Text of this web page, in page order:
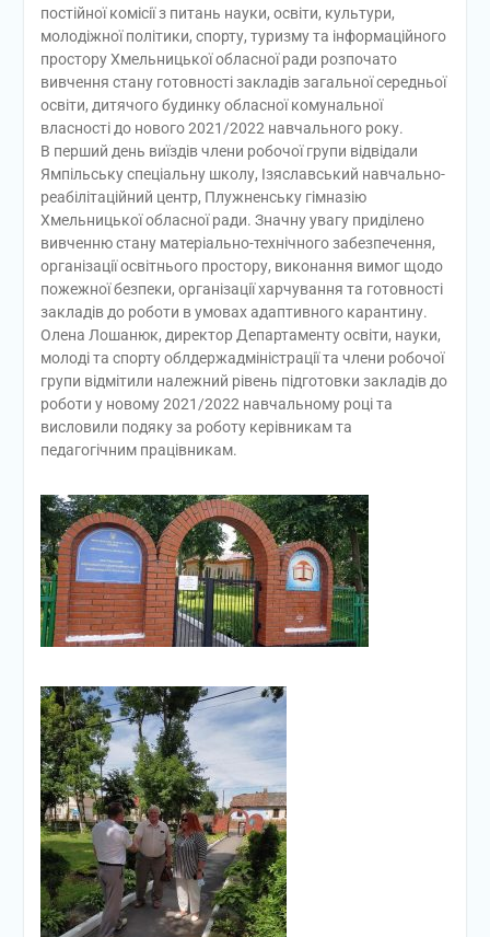
постійної комісії з питань науки, освіти, культури,
молодіжної політики, спорту, туризму та інформаційного
простору Хмельницької обласної ради розпочато
вивчення стану готовності закладів загальної середньої
освіти, дитячого будинку обласної комунальної
власності до нового 2021/2022 навчального року.
В перший день виїздів члени робочої групи відвідали
Ямпільську спеціальну школу, Ізяславський навчально-
реабілітаційний центр, Плужненську гімназію
Хмельницької обласної ради. Значну увагу приділено
вивченню стану матеріально-технічного забезпечення,
організації освітнього простору, виконання вимог щодо
пожежної безпеки, організації харчування та готовності
закладів до роботи в умовах адаптивного карантину.
Олена Лошанюк, директор Департаменту освіти, науки,
молоді та спорту облдержадміністрації та члени робочої
групи відмітили належний рівень підготовки закладів до
роботи у новому 2021/2022 навчальному році та
висловили подяку за роботу керівникам та
педагогічним працівникам.